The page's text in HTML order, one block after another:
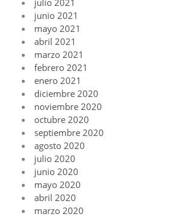
julio 2021
junio 2021
mayo 2021
abril 2021
marzo 2021
febrero 2021
enero 2021
diciembre 2020
noviembre 2020
octubre 2020
septiembre 2020
agosto 2020
julio 2020
junio 2020
mayo 2020
abril 2020
marzo 2020